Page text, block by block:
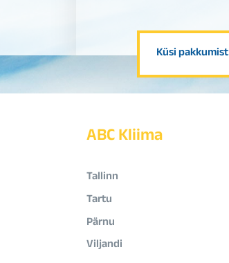
Küsi pakkumist
ABC Kliima
Tallinn
Tartu
Pärnu
Viljandi